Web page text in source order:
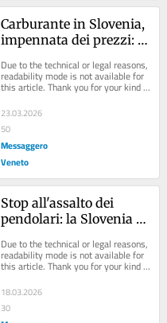
Carburante in Slovenia,
impennata dei prezzi:
Due to the technical or legal reasons,
readability mode is not available for
this article. Thank you for your kind
23.03.2026
50
Messaggero
Veneto
Stop all'assalto dei
pendolari: la Slovenia
ai confini per difendere
le scorte nazionali
Due to the technical or legal reasons,
readability mode is not available for
this article. Thank you for your kind
18.03.2026
30